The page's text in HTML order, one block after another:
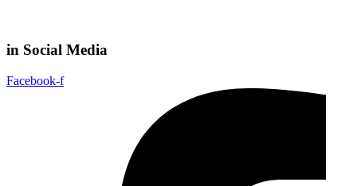
in Social Media
Facebook-f